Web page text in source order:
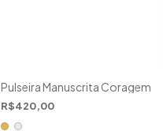
Pulseira Manuscrita Coragem
R$420,00